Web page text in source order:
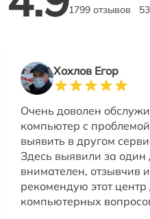
1799 отзывов
Хохлов Егор
Очень доволен
компьютер с
выявить в другом
Здесь выявили за один
внимателен, отзывчив
рекомендую этот
компьютерных